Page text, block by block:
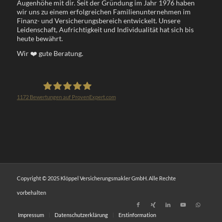
Augenhöhe mit dir. Seit der Gründung im Jahr 1976 haben
wir uns zu einem erfolgreichen Familienunternehmen im
Finanz- und Versicherungsbereich entwickelt. Unsere
Leidenschaft, Aufrichtigkeit und Individualität hat sich bis
heute bewährt.
Wir❤️ gute Beratung.
1172Bewertungen auf ProvenExpert.com
Copyright © 2025 Klöppel Versicherungsmakler GmbH. Alle Rechte
vorbehalten
Impressum Datenschutzerklärung Erstinformation